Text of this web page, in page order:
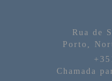
Rua de
Porto,
Chamada